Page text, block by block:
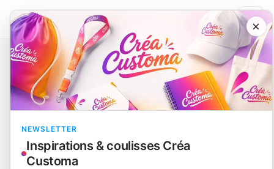
×
NEWSLETTER
Inspirations & coulisses Créa
Customa
Catalogue Take away Gamelle Alexia
EN STOCK